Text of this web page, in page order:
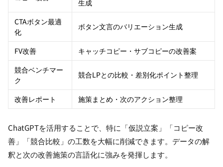
生成
CTAボタン最適
化
ボタン文言のバリエーション生成
FV改善
キャッチコピー・サブコピーの改善案
競合ベンチマー
ク
競合LPとの比較・差別化ポイント整理
改善レポート 施策まとめ・次のアクション整理
ChatGPTを活用することで、特に「仮説立案」「コピー改
善」「競合比較」の工数を大幅に削減できます。データの解
釈と次の改善施策の言語化に強みを発揮します。